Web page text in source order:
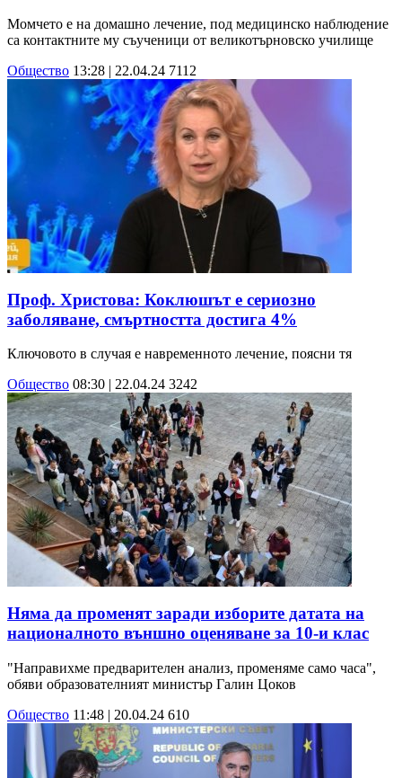
Момчето е на домашно лечение, под медицинско наблюдение
са контактните му съученици от великотърновско училище
Общество 13:28 | 22.04.24 7112
Проф. Христова: Коклюшът е сериозно
заболяване, смъртността достига 4%
Ключовото в случая е навременното лечение, поясни тя
Общество 08:30 | 22.04.24 3242
Няма да променят заради изборите датата на
националното външно оценяване за 10-и клас
"Направихме предварителен анализ, променяме само часа",
обяви образователният министър Галин Цоков
Общество 11:48 | 20.04.24 610